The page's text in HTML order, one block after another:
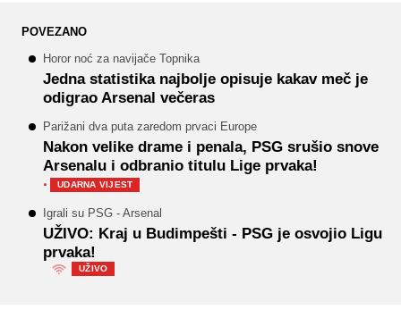
POVEZANO
Horor noć za navijače Topnika
Jedna statistika najbolje opisuje kakav meč je
odigrao Arsenal večeras
Parižani dva puta zaredom prvaci Europe
Nakon velike drame i penala, PSG srušio snove
Arsenalu i odbranio titulu Lige prvaka!
· UDARNA VIJEST
Igrali su PSG - Arsenal
UŽIVO: Kraj u Budimpešti - PSG je osvojio Ligu
prvaka!
UŽIVO